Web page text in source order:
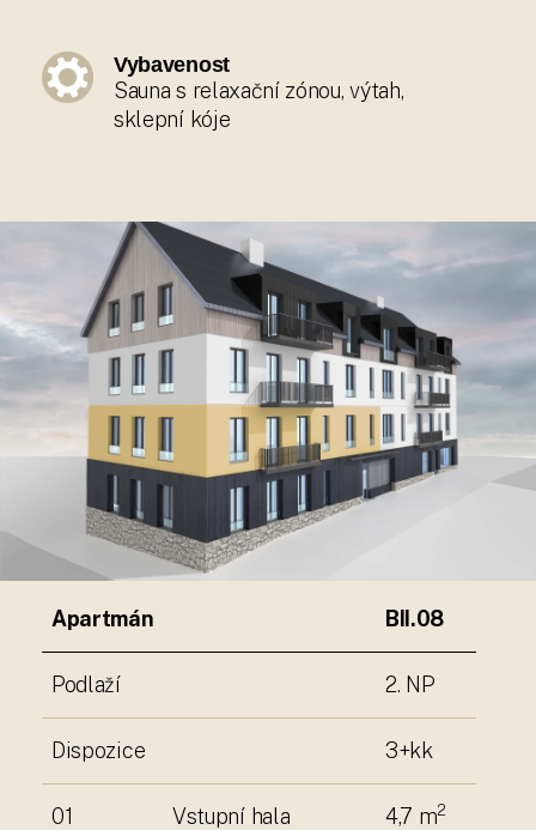
Vybavenost
Sauna s relaxační zónou, výtah,
sklepní kóje
Apartmán BII.08
Podlaží 2. NP
Dispozice 3+kk
01 Vstupní hala 4,7 m2